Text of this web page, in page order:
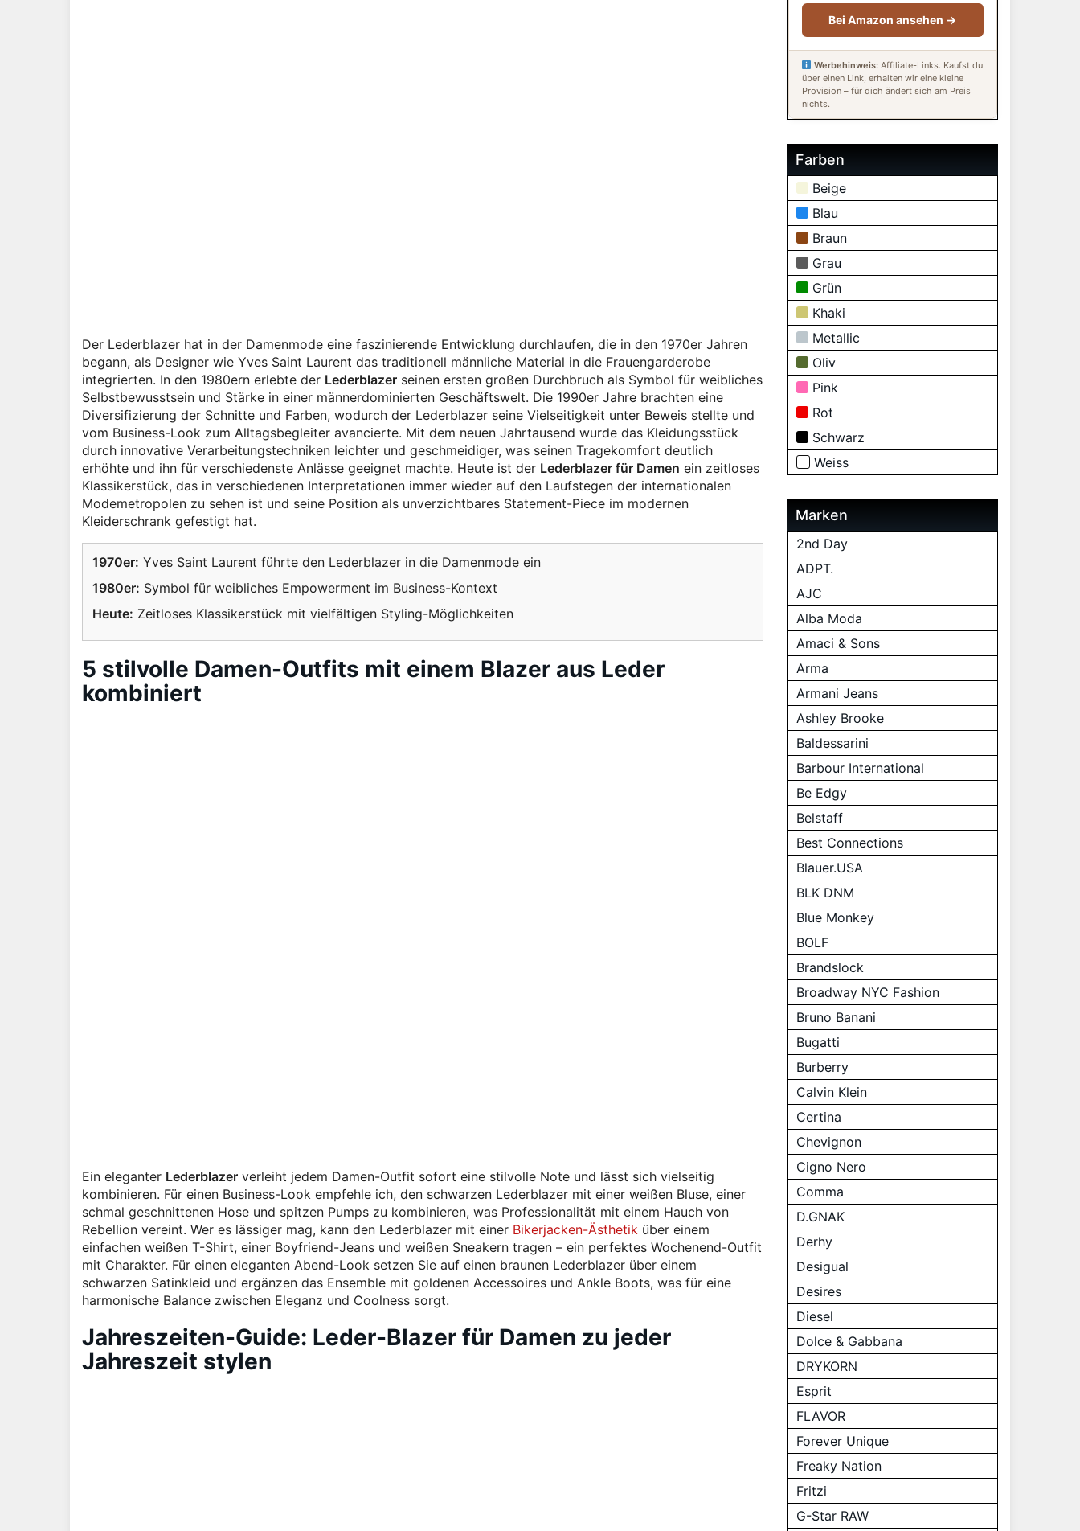
Der Lederblazer hat in der Damenmode eine faszinierende Entwicklung durchlaufen, die in den 1970er Jahren
begann, als Designer wie Yves Saint Laurent das traditionell männliche Material in die Frauengarderobe
integrierten. In den 1980ern erlebte der Lederblazer seinen ersten großen Durchbruch als Symbol für weibliches
Selbstbewusstsein und Stärke in einer männerdominierten Geschäftswelt. Die 1990er Jahre brachten eine
Diversifizierung der Schnitte und Farben, wodurch der Lederblazer seine Vielseitigkeit unter Beweis stellte und
vom Business-Look zum Alltagsbegleiter avancierte. Mit dem neuen Jahrtausend wurde das Kleidungsstück
durch innovative Verarbeitungstechniken leichter und geschmeidiger, was seinen Tragekomfort deutlich
erhöhte und ihn für verschiedenste Anlässe geeignet machte. Heute ist der Lederblazer für Damen ein zeitloses
Klassikerstück, das in verschiedenen Interpretationen immer wieder auf den Laufstegen der internationalen
Modemetropolen zu sehen ist und seine Position als unverzichtbares Statement-Piece im modernen
Kleiderschrank gefestigt hat.
1970er: Yves Saint Laurent führte den Lederblazer in die Damenmode ein
1980er: Symbol für weibliches Empowerment im Business-Kontext
Heute: Zeitloses Klassikerstück mit vielfältigen Styling-Möglichkeiten
5 stilvolle Damen-Outfits mit einem Blazer aus Leder
kombiniert
Ein eleganter Lederblazer verleiht jedem Damen-Outfit sofort eine stilvolle Note und lässt sich vielseitig
kombinieren. Für einen Business-Look empfehle ich, den schwarzen Lederblazer mit einer weißen Bluse, einer
schmal geschnittenen Hose und spitzen Pumps zu kombinieren, was Professionalität mit einem Hauch von
Rebellion vereint. Wer es lässiger mag, kann den Lederblazer mit einer Bikerjacken-Ästhetik über einem
einfachen weißen T-Shirt, einer Boyfriend-Jeans und weißen Sneakern tragen – ein perfektes Wochenend-Outfit
mit Charakter. Für einen eleganten Abend-Look setzen Sie auf einen braunen Lederblazer über einem
schwarzen Satinkleid und ergänzen das Ensemble mit goldenen Accessoires und Ankle Boots, was für eine
harmonische Balance zwischen Eleganz und Coolness sorgt.
Jahreszeiten-Guide: Leder-Blazer für Damen zu jeder
Jahreszeit stylen
Bei Amazon ansehen →
Werbehinweis: Affiliate-Links. Kaufst du
über einen Link, erhalten wir eine kleine
Provision – für dich ändert sich am Preis
nichts.
Farben
Beige
Blau
Braun
Grau
Grün
Khaki
Metallic
Oliv
Pink
Rot
Schwarz
Weiss
Marken
2nd Day
ADPT.
AJC
Alba Moda
Amaci & Sons
Arma
Armani Jeans
Ashley Brooke
Baldessarini
Barbour International
Be Edgy
Belstaff
Best Connections
Blauer.USA
BLK DNM
Blue Monkey
BOLF
Brandslock
Broadway NYC Fashion
Bruno Banani
Bugatti
Burberry
Calvin Klein
Certina
Chevignon
Cigno Nero
Comma
D.GNAK
Derhy
Desigual
Desires
Diesel
Dolce & Gabbana
DRYKORN
Esprit
FLAVOR
Forever Unique
Freaky Nation
Fritzi
G-Star RAW